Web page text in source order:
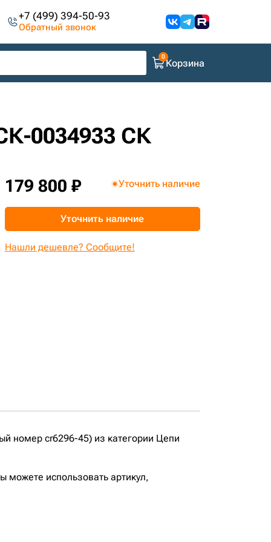
+7 (499) 394-50-93
Обратный звонок
Корзина
0034933 СК
179 800 ₽ Уточнить наличие
Уточнить наличие
Нашли дешевле? Сообщите!
номер cr6296-45) из категории Цепи
можете использовать артикул,